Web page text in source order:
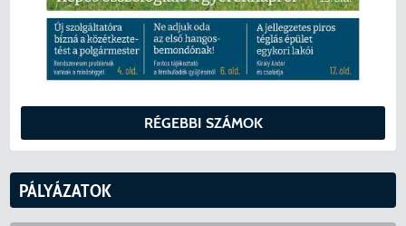
RÉGEBBI SZÁMOK
PÁLYÁZATOK